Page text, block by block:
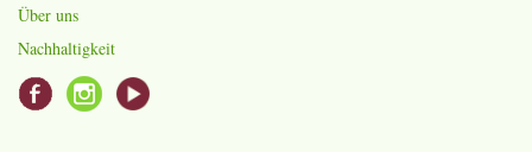
Über uns
Nachhaltigkeit